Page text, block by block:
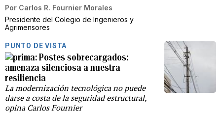
Por Carlos R. Fournier Morales
Presidente del Colegio de Ingenieros y
Agrimensores
PUNTO DE VISTA
Postes sobrecargados:
amenaza silenciosa a nuestra
resiliencia
La modernización tecnológica no puede
darse a costa de la seguridad estructural,
opina Carlos Fournier